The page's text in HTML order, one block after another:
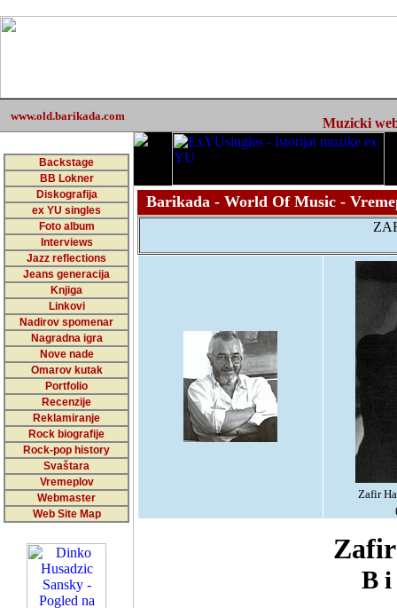
www.old.barikada.com Muzicki
Backstage
BB Lokner
Diskografija
ex YU singles
Foto album
Interviews
Jazz reflections
Jeans generacija
Knjiga
Linkovi
Nadirov spomenar
Nagradna igra
Nove nade
Omarov kutak
Portfolio
Recenzije
Reklamiranje
Rock biografije
Rock-pop history
Svaštara
Vremeplov
Webmaster
Web Site Map
Barikada - World Of Music -
Zafir
B i